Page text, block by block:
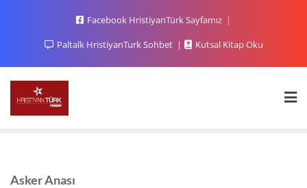
Facebook HristiyanTürk Sayfamız
Paltalk HristiyanTurk Sohbet
Kutsal Kitap Oku
Asker Anası